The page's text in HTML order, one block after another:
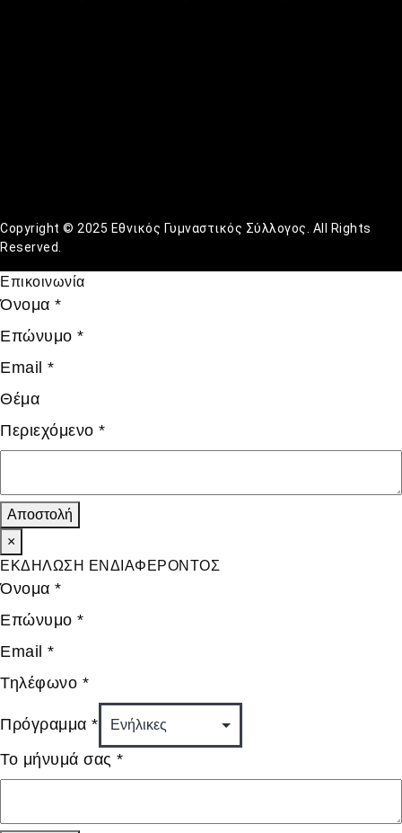
Copyright © 2025 Εθνικός Γυμναστικός Σύλλογος. All Rights
Reserved.
Επικοινωνία
Όνομα *
Επώνυμο *
Email *
Θέμα
Περιεχόμενο *
Αποστολή
×
ΕΚΔΗΛΩΣΗ ΕΝΔΙΑΦΕΡΟΝΤΟΣ
Όνομα *
Επώνυμο *
Email *
Τηλέφωνο *
Πρόγραμμα *
Το μήνυμά σας *